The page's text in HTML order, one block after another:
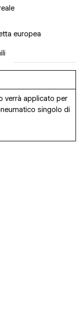
europea
verrà applicato per
singolo di